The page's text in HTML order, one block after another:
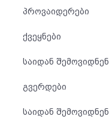
რეგისტრაცია
პროვაიდერები
ქვეყნები
საიდან შემოვიდნენ,
გვერდები
საიდან შემოვიდნენ,